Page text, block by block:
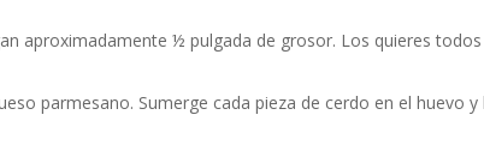
aproximadamente ½ pulgada de grosor. Los quieres
parmesano. Sumerge cada pieza de cerdo en el huevo y